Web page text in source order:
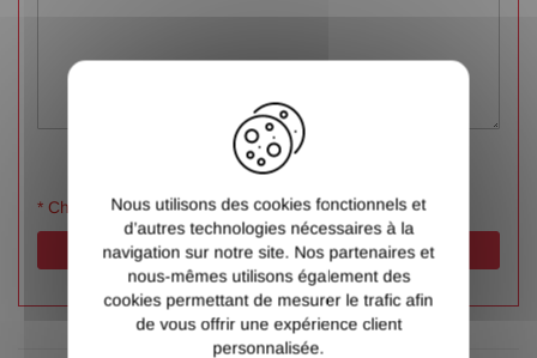
* Champs obligatoires
Valider
Nous utilisons des cookies fonctionnels et
d’autres technologies nécessaires à la
navigation sur notre site. Nos partenaires et
nous-mêmes utilisons également des
cookies permettant de mesurer le trafic afin
de vous offrir une expérience client
personnalisée.